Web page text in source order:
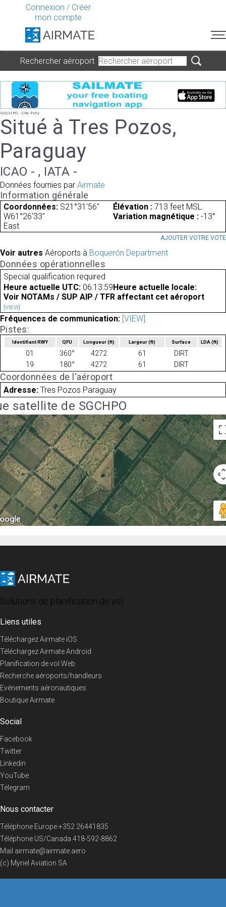
Connexion / Créer
mon compte
Rechercher aéroport
SGCHPO - Che Poty
Situé à Tres Pozos,
Paraguay
ICAO - , IATA -
Données fournies par Airmate
Information générale
Coordonnées: S21°31'56"
W61°26'33"
Élévation : 713 feet MSL.
Variation magnétique : -13°
East
AJOUTER VOTRE VOTE
Voir autres Aéroports à Boquerón Department
Données opérationnelles
Special qualification required
Heure actuelle UTC: 06:13:59 Heure actuelle locale:
Voir NOTAMs / SUP AIP / TFR affectant cet aéroport
[VIEW]
Fréquences de communication: [VIEW]
Pistes:
Identifiant RWY QFU Longueur(ft) Largeur(ft) Surface LDA(ft)
01 360° 4272 61
DIRT
19
180° 4272 61 DIRT
Coordonnées de l'aéroport
Adresse: Tres Pozos Paraguay
satellite de SGCHPO
Solutions de planification de vol
Liens utiles
Téléchargez Airmate iOS
Téléchargez Airmate Android
Planification de vol Web
Recherche aéroports/handleurs
Evénements aéronautiques
Boutique Airmate
Social
Facebook
Twitter
Linkedin
YouTube
Telegram
Nous contacter
Téléphone Europe+352 26441835
Téléphone US/Canada 418-592-8862
Mail airmate@airmate.aero
(c) Myriel Aviation SA